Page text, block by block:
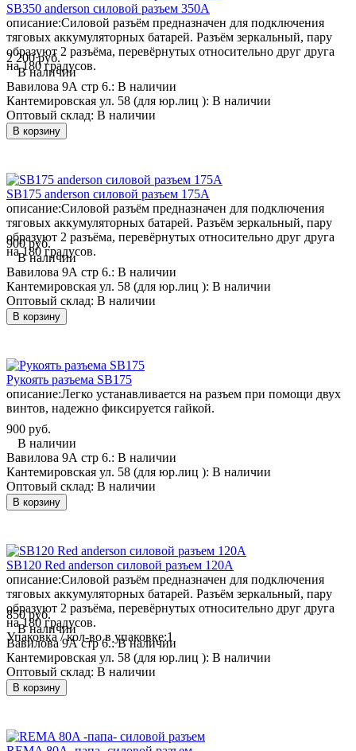
SB350 anderson силовой разъем 350А
описание:Силовой разъём предназначен для подключения
тяговых аккумуляторных батарей. Разъём зеркальный, пару
образуют 2 разъёма, перевёрнутых относительно друг друга
на 180 градусов.
2 200 руб.
В наличии
Вавилова 9А стр 6.: В наличии
Кантемировская ул. 58 (для юр.лиц ): В наличии
Оптовый склад: В наличии
В корзину
SB175 anderson силовой разъем 175А
описание:Силовой разъём предназначен для подключения
тяговых аккумуляторных батарей. Разъём зеркальный, пару
образуют 2 разъёма, перевёрнутых относительно друг друга
на 180 градусов.
900 руб.
В наличии
Вавилова 9А стр 6.: В наличии
Кантемировская ул. 58 (для юр.лиц ): В наличии
Оптовый склад: В наличии
В корзину
Рукоять разъема SB175
описание:Легко устанавливается на разъем при помощи двух
винтов, надежно фиксируется гайкой.
900 руб.
В наличии
Вавилова 9А стр 6.: В наличии
Кантемировская ул. 58 (для юр.лиц ): В наличии
Оптовый склад: В наличии
В корзину
SB120 Red anderson силовой разъем 120А
описание:Силовой разъём предназначен для подключения
тяговых аккумуляторных батарей. Разъём зеркальный, пару
образуют 2 разъёма, перевёрнутых относительно друг друга
на 180 градусов.
Упаковка / кол-во в упаковке:1
850 руб.
В наличии
Вавилова 9А стр 6.:В наличии
Кантемировская ул. 58 (для юр.лиц ): В наличии
Оптовый склад: В наличии
В корзину